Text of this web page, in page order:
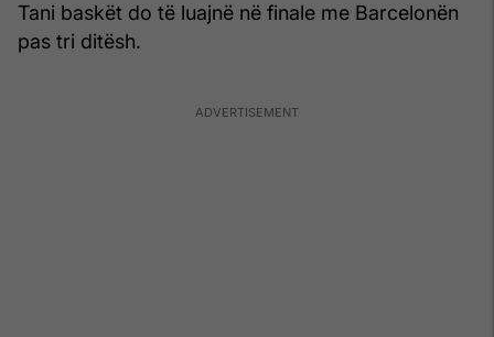
Tani baskët do të luajnë në finale me Barcelonën
pas tri ditësh.